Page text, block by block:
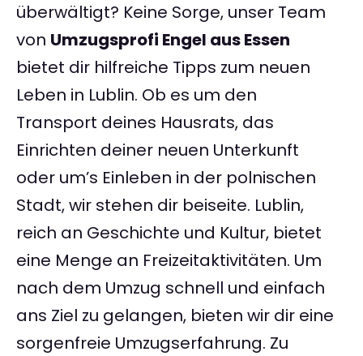
überwältigt? Keine Sorge, unser Team
von Umzugsprofi Engel aus Essen
bietet dir hilfreiche Tipps zum neuen
Leben in Lublin. Ob es um den
Transport deines Hausrats, das
Einrichten deiner neuen Unterkunft
oder um’s Einleben in der polnischen
Stadt, wir stehen dir beiseite. Lublin,
reich an Geschichte und Kultur, bietet
eine Menge an Freizeitaktivitäten. Um
nach dem Umzug schnell und einfach
ans Ziel zu gelangen, bieten wir dir eine
sorgenfreie Umzugserfahrung. Zu